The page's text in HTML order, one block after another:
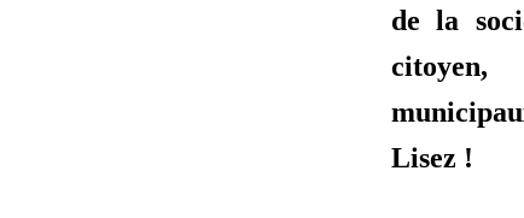
de la
Lisez !